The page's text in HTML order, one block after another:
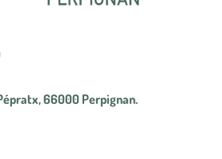
66000 Perpignan.